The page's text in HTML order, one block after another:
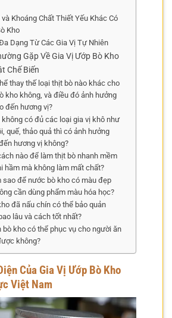
Khoáng Chất Thiết Yếu Khác Có
Kho
Dạng Từ Các Gia Vị Tự Nhiên
Gặp Về Gia Vị Ướp Bò Kho
Chế Biến
thay thế loại thịt bò nào khác cho
kho không, và điều đó ảnh hưởng
đến hương vị?
không có đủ các loại gia vị khô như
quế, thảo quả thì có ảnh hưởng
hương vị không?
nào để làm thịt bò nhanh mềm
hầm mà không làm mất chất?
sao để nước bò kho có màu đẹp
cần dùng phẩm màu hóa học?
đã nấu chín có thể bảo quản
lâu và cách tốt nhất?
bò kho có thể phục vụ cho người ăn
không?
Của Gia Vị Ướp Bò Kho
Việt Nam